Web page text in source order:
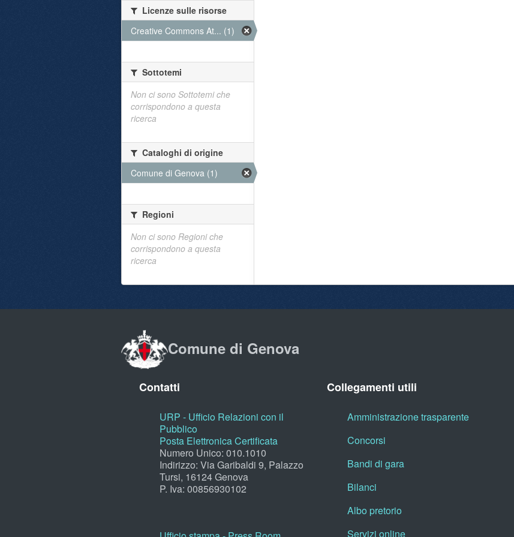
Licenze sulle risorse
Creative Commons At... (1)
Sottotemi
Non ci sono Sottotemi che
corrispondono a questa
ricerca
Cataloghi di origine
Comune di Genova (1)
Regioni
Non ci sono Regioni che
corrispondono a questa
ricerca
Comune di Genova
Contatti
URP - Ufficio Relazioni con il
Pubblico
Posta Elettronica Certificata
Numero Unico: 010.1010
Indirizzo: Via Garibaldi 9, Palazzo
Tursi, 16124 Genova
P. Iva: 00856930102
Collegamenti utili
Amministrazione trasparente
Concorsi
Bandi di gara
Bilanci
Albo pretorio
Servizi online